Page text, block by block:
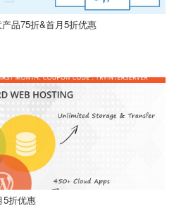
品75折&首月5折优惠
5折优惠